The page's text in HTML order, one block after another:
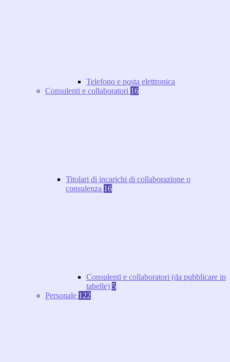
Telefono e posta elettronica
Consulenti e collaboratori 16
Titolari di incarichi di collaborazione o
consulenza 16
Consulenti e collaboratori (da pubblicare in
tabelle) 5
Personale 122